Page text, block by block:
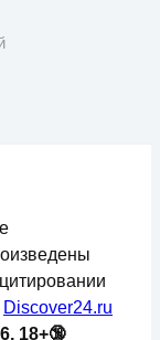
Discover24.ru
18+🔞